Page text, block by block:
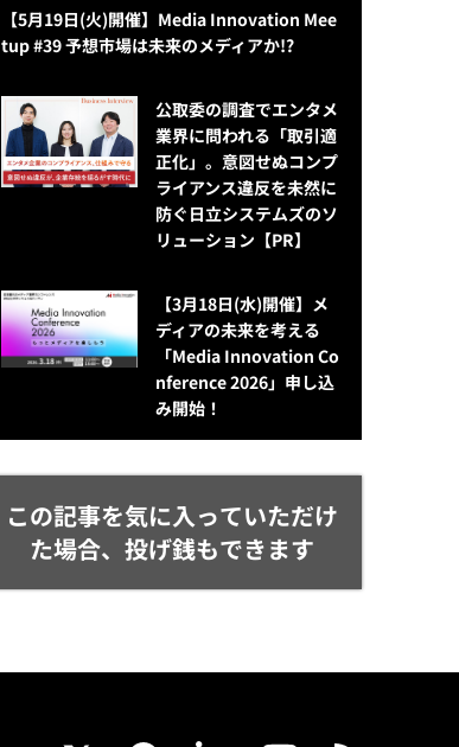
【5月19日(火)開催】Media Innovation Mee
tup #39 予想市場は未来のメディアか!?
公​​取委の調査でエンタメ
業界に問われる「取引適
正化」。意図せぬコンプ
ライアンス違反を未然に
防ぐ日立システムズのソ
リューション​【PR】
【3月18日(水)開催】メ
ディアの未来を考える
「Media Innovation Co
nference 2026」申し込
み開始！
この記事を気に入っていただけ
た場合、投げ銭もできます